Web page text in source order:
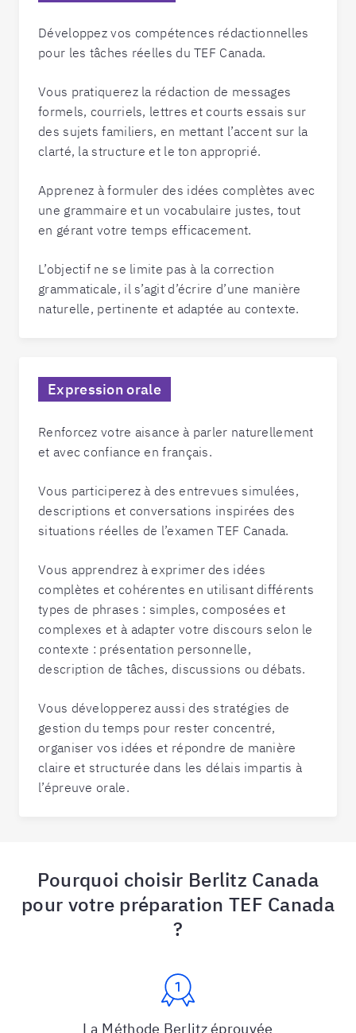
Développez vos compétences rédactionnelles
pour les tâches réelles du TEF Canada.
Vous pratiquerez la rédaction de messages
formels, courriels, lettres et courts essais sur
des sujets familiers, en mettant l’accent sur la
clarté, la structure et le ton approprié.
Apprenez à formuler des idées complètes avec
une grammaire et un vocabulaire justes, tout
en gérant votre temps efficacement.
L’objectif ne se limite pas à la correction
grammaticale, il s’agit d’écrire d’une manière
naturelle, pertinente et adaptée au contexte.
Expression orale
Renforcez votre aisance à parler naturellement
et avec confiance en français.
Vous participerez à des entrevues simulées,
descriptions et conversations inspirées des
situations réelles de l’examen TEF Canada.
Vous apprendrez à exprimer des idées
complètes et cohérentes en utilisant différents
types de phrases : simples, composées et
complexes et à adapter votre discours selon le
contexte : présentation personnelle,
description de tâches, discussions ou débats.
Vous développerez aussi des stratégies de
gestion du temps pour rester concentré,
organiser vos idées et répondre de manière
claire et structurée dans les délais impartis à
l’épreuve orale.
Pourquoi choisir Berlitz Canada
pour votre préparation TEF Canada
?
La Méthode Berlitz éprouvée